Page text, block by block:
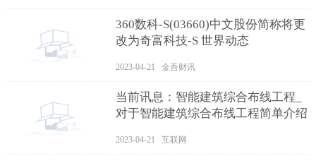
360数科-S(03660)中文股份简称将更
改为奇富科技-S 世界动态
2023-04-21 金吾财讯
当前讯息：智能建筑综合布线工程_
对于智能建筑综合布线工程简单介绍
2023-04-21 互联网